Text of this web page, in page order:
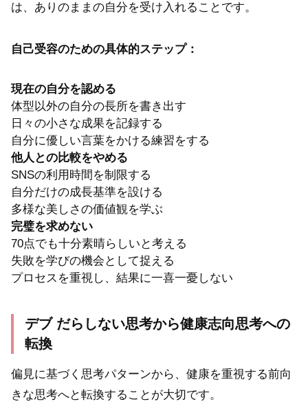
は、ありのままの自分を受け入れることです。
自己受容のための具体的ステップ：
現在の自分を認める
体型以外の自分の長所を書き出す
日々の小さな成果を記録する
自分に優しい言葉をかける練習をする
他人との比較をやめる
SNSの利用時間を制限する
自分だけの成長基準を設ける
多様な美しさの価値観を学ぶ
完璧を求めない
70点でも十分素晴らしいと考える
失敗を学びの機会として捉える
プロセスを重視し、結果に一喜一憂しない
デブ だらしない思考から健康志向思考への
転換
偏見に基づく思考パターンから、健康を重視する前向
きな思考へと転換することが大切です。